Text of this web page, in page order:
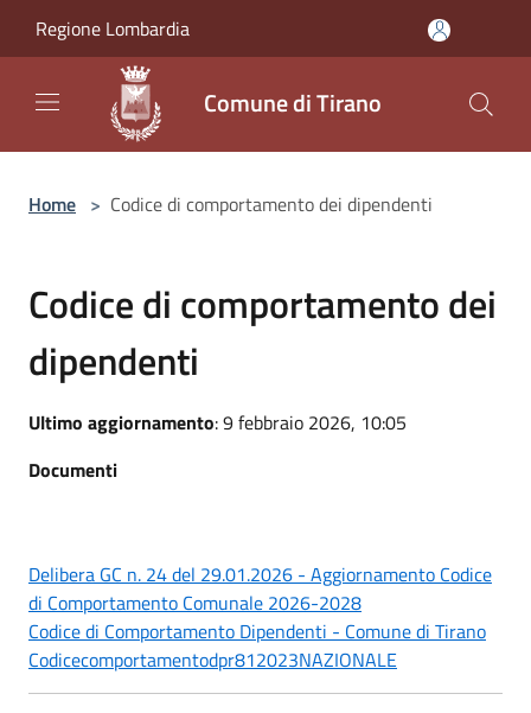
Regione Lombardia
Comune di Tirano
Home > Codice di comportamento dei dipendenti
Codice di comportamento dei
dipendenti
Ultimo aggiornamento: 9 febbraio 2026, 10:05
Documenti
Delibera GC n. 24 del 29.01.2026 - Aggiornamento Codice
di Comportamento Comunale 2026-2028
Codice di Comportamento Dipendenti - Comune di Tirano
Codicecomportamentodpr812023NAZIONALE